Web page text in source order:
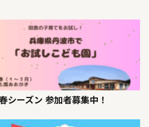
シーズン 参加者募集中！